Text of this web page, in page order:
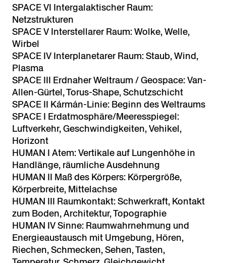
SPACE VI Intergalaktischer Raum:
Netzstrukturen
SPACE V Interstellarer Raum: Wolke, Welle,
Wirbel
SPACE IV Interplanetarer Raum: Staub, Wind,
Plasma
SPACE III Erdnaher Weltraum / Geospace: Van-
Allen-Gürtel, Torus-Shape, Schutzschicht
SPACE II Kármán-Linie: Beginn des Weltraums
SPACE I Erdatmosphäre/Meeresspiegel:
Luftverkehr, Geschwindigkeiten, Vehikel,
Horizont
HUMAN I Atem: Vertikale auf Lungenhöhe in
Handlänge, räumliche Ausdehnung
HUMAN II Maß des Körpers: Körpergröße,
Körperbreite, Mittelachse
HUMAN III Raumkontakt: Schwerkraft, Kontakt
zum Boden, Architektur, Topographie
HUMAN IV Sinne: Raumwahrnehmung und
Energieaustausch mit Umgebung, Hören,
Riechen, Schmecken, Sehen, Tasten,